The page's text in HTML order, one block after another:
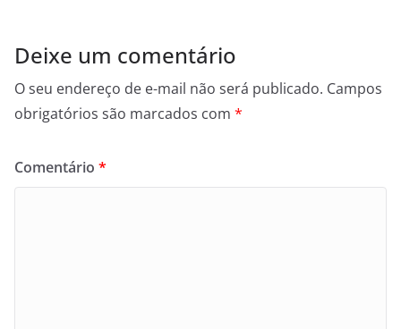
Deixe um comentário
O seu endereço de e-mail não será publicado. Campos
obrigatórios são marcados com *
Comentário *